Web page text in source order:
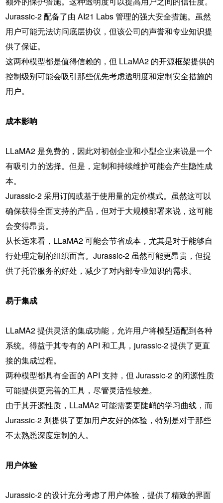
Jurassic-2 配备了由 AI21 Labs 管理的强大安全措施。虽然
用户可能无法访问底层协议，但该公司的声誉和专业知识提
供了保证。
这两种模型都是值得信赖的，但 LLaMA2 的开源框架提供的
控制级别可能会吸引那些优先考虑透明度和定制安全措施的
用户。
成本影响
LLaMA2 是免费的，因此对初创企业和小型企业来说是一个
有吸引力的选择。但是，定制和持续维护可能会产生隐性成
本。
Jurassic-2 采用订阅或基于使用量的定价模式。虽然这可以
确保获得全面支持的产品，但对于大规模部署来说，这可能
会变得昂贵。
从长远来看，LLaMA2 可能会节省成本，尤其是对于能够自
行处理定制的组织而言。Jurassic-2 虽然可能更昂贵，但提
供了托管服务的好处，减少了对内部专业知识的需求。
易于集成
LLaMA2 提供灵活的集成功能，允许用户将模型适配到各种
系统。得益于其专有的 API 和工具，jurassic-2 提供了更直
接的集成过程。
两种模型都具有全面的 API 支持，但 Jurassic-2 的闭源性质
可能提供更完善的工具，尽管灵活性较差。
由于其开源性质，LLaMA2 可能需要更陡峭的学习曲线，而
Jurassic-2 则提供了更加用户友好的体验，特别是对于那些
不太熟悉深度定制的人。
用户体验
Jurassic-2 的设计充分考虑了用户体验，提供了精致的界面